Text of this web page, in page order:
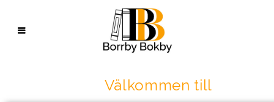
Välkommen till